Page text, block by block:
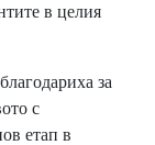
в целия
за
с
етап в